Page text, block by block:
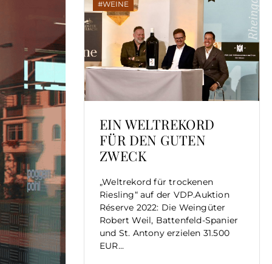
WEINE
EIN WELTREKORD
FÜR DEN GUTEN
ZWECK
„Weltrekord für trockenen
Riesling“ auf der VDP.Auktion
Réserve 2022: Die Weingüter
Robert Weil, Battenfeld-Spanier
und St. Antony erzielen 31.500
EUR...